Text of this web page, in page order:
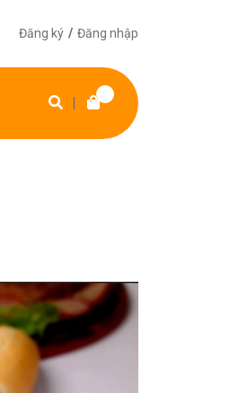
Đăng ký / Đăng nhập
|